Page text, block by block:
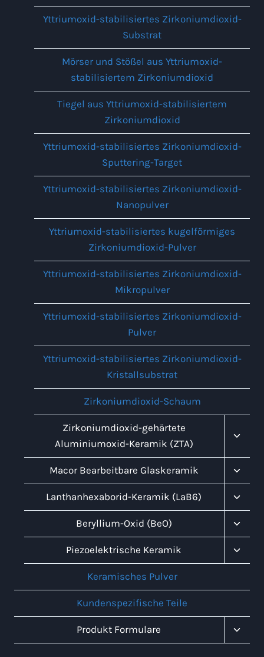
Yttriumoxid-stabilisiertes Zirkoniumdioxid-
Substrat
Mörser und Stößel aus Yttriumoxid-
stabilisiertem Zirkoniumdioxid
Tiegel aus Yttriumoxid-stabilisiertem
Zirkoniumdioxid
Yttriumoxid-stabilisiertes Zirkoniumdioxid-
Sputtering-Target
Yttriumoxid-stabilisiertes Zirkoniumdioxid-
Nanopulver
Yttriumoxid-stabilisiertes kugelförmiges
Zirkoniumdioxid-Pulver
Yttriumoxid-stabilisiertes Zirkoniumdioxid-
Mikropulver
Yttriumoxid-stabilisiertes Zirkoniumdioxid-
Pulver
Yttriumoxid-stabilisiertes Zirkoniumdioxid-
Kristallsubstrat
Zirkoniumdioxid-Schaum
Zirkoniumdioxid-gehärtete
Aluminiumoxid-Keramik (ZTA)
Macor Bearbeitbare Glaskeramik
Lanthanhexaborid-Keramik (LaB6)
Beryllium-Oxid (BeO)
Piezoelektrische Keramik
Keramisches Pulver
Kundenspezifische Teile
Produkt Formulare